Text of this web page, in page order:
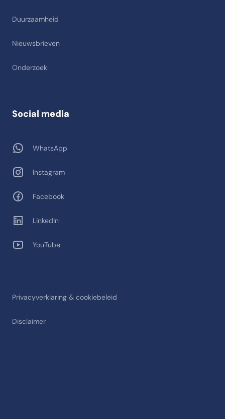
Duurzaamheid
Nieuwsbrieven
Onderzoek
Privacyverklaring & cookiebeleid
Disclaimer
Social media
WhatsApp
Instagram
Facebook
LinkedIn
YouTube